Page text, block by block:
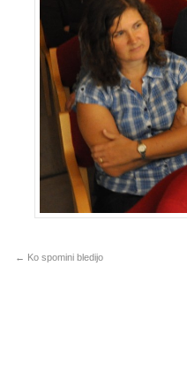
← Ko spomini bledijo